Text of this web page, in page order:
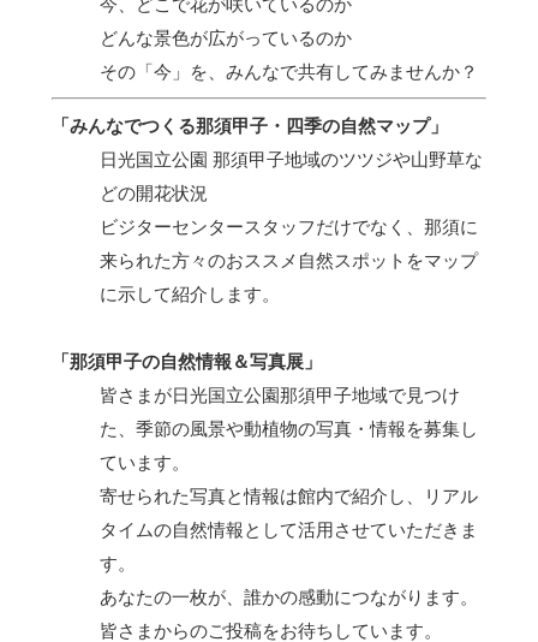
どんな景色が広がっているのか
その「今」を、みんなで共有してみませんか？
「みんなでつくる那須甲子・四季の自然マップ」
日光国立公園 那須甲子地域のツツジや山野草な
どの開花状況
ビジターセンタースタッフだけでなく、那須に
来られた方々のおススメ自然スポットをマップ
に示して紹介します。
「那須甲子の自然情報＆写真展」
皆さまが日光国立公園那須甲子地域で見つけ
た、季節の風景や動植物の写真・情報を募集し
ています。
寄せられた写真と情報は館内で紹介し、リアル
タイムの自然情報として活用させていただきま
す。
あなたの一枚が、誰かの感動につながります。
皆さまからのご投稿をお待ちしています。